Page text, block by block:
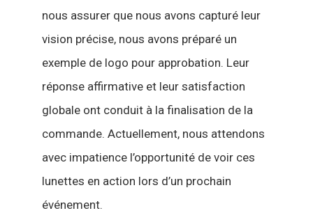
nous assurer que nous avons capturé leur
vision précise, nous avons préparé un
exemple de logo pour approbation. Leur
réponse affirmative et leur satisfaction
globale ont conduit à la finalisation de la
commande. Actuellement, nous attendons
avec impatience l’opportunité de voir ces
lunettes en action lors d’un prochain
événement.